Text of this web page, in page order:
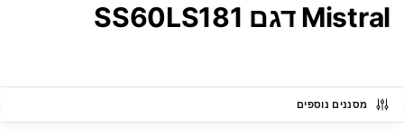
Mistral דגם SS60LS181
מסננים נוספים